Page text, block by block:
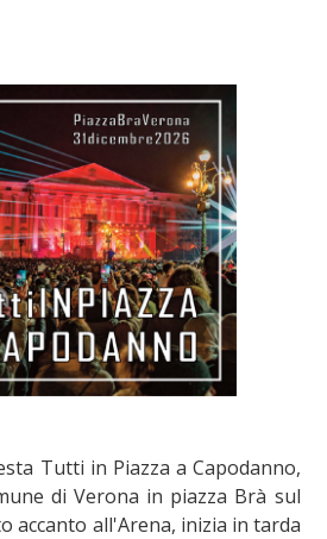
Tutti in Piazza a Capodanno,
di Verona in piazza Brà sul
accanto all'Arena, inizia in tarda